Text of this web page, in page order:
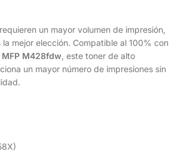
un mayor volumen de impresión,
la mejor elección. Compatible al 100% con
MFP M428fdw, este toner de alto
un mayor número de impresiones sin